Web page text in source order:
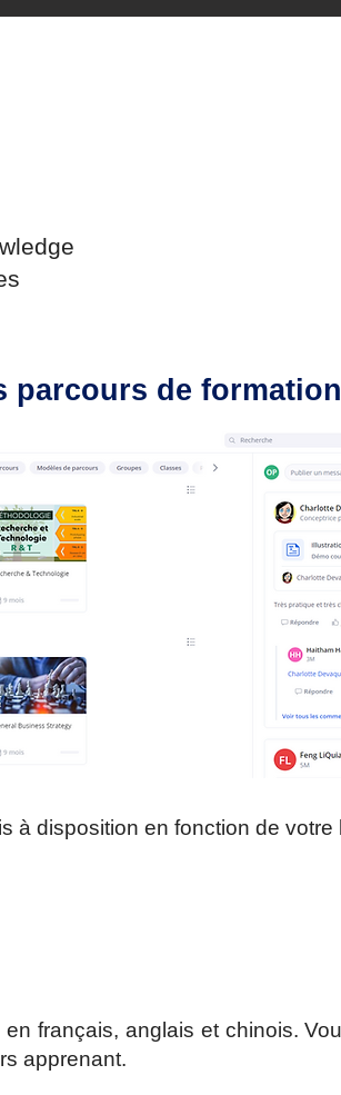
parcours de formation
à disposition en fonction de votre
en français, anglais et chinois.
apprenant.